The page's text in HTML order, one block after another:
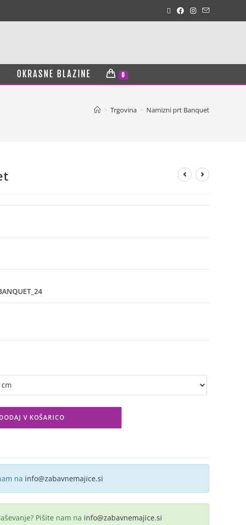
OKRASNE BLAZINE 0
> Trgovina > Namizni prt Banquet
DODAJ V KOŠARICO
na info@zabavnemajice.si
Pišite nam na info@zabavnemajice.si